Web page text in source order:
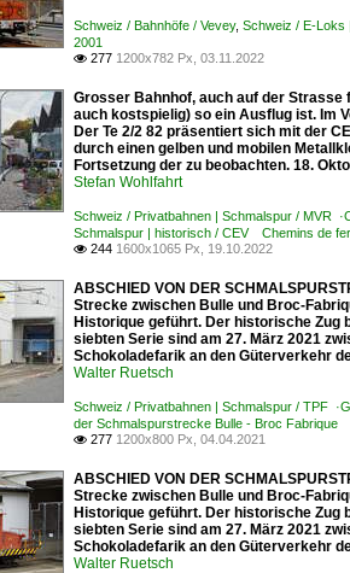
Schweiz / Bahnhöfe / Vevey, Schweiz / E-Loks
2001
 277 1200x782 Px, 03.11.2022
Grosser Bahnhof, auch auf der Strasse
auch kostspielig) so ein Ausflug ist. Im
Der Te 2/2 82 präsentiert sich mit der
durch einen gelben und mobilen
Fortsetzung der zu beobachten. 18.
Stefan Wohlfahrt
Schweiz / Privatbahnen | Schmalspur / MVR
Schmalspur | historisch / CEV Chemins de
 244 1600x1065 Px, 19.10.2022
ABSCHIED VON DER
Strecke zwischen Bulle und Broc-
Historique geführt. Der historische Zug
siebten Serie sind am 27. März 2021
Schokoladefarik an den Güterverkehr
Walter Ruetsch
Schweiz / Privatbahnen | Schmalspur / TPF
der Schmalspurstrecke Bulle - Broc Fabrique
 277 1200x800 Px, 04.04.2021
ABSCHIED VON DER
Strecke zwischen Bulle und Broc-
Historique geführt. Der historische Zug
siebten Serie sind am 27. März 2021
Schokoladefarik an den Güterverkehr
Walter Ruetsch